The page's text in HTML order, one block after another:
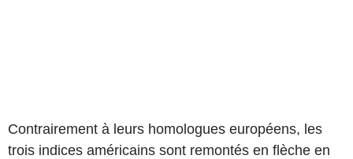
Contrairement à leurs homologues européens, les
trois indices américains sont remontés en flèche en